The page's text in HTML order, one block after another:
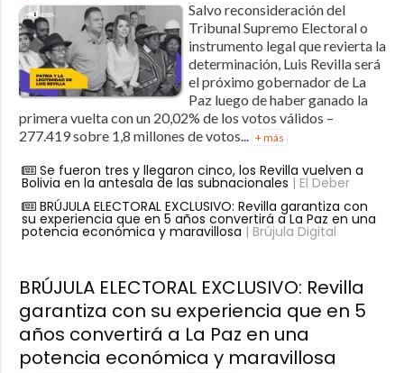
Salvo reconsideración del
Tribunal Supremo Electoral o
instrumento legal que revierta la
determinación, Luis Revilla será
el próximo gobernador de La
Paz luego de haber ganado la
primera vuelta con un 20,02% de los votos válidos –
277.419 sobre 1,8 millones de votos... + más
Se fueron tres y llegaron cinco, los Revilla vuelven a
Bolivia en la antesala de las subnacionales | El Deber
BRÚJULA ELECTORAL EXCLUSIVO: Revilla garantiza con
su experiencia que en 5 años convertirá a La Paz en una
potencia económica y maravillosa | Brújula Digital
BRÚJULA ELECTORAL EXCLUSIVO: Revilla
garantiza con su experiencia que en 5
años convertirá a La Paz en una
potencia económica y maravillosa